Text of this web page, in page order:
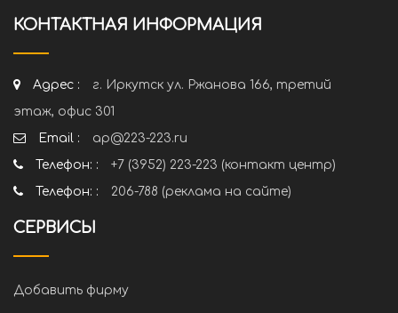
КОНТАКТНАЯ ИНФОРМАЦИЯ
Адрес :
г. Иркутск ул. Ржанова 166, третий
этаж, офис 301
Email :
ap@223-223.ru
Телефон: :
+7 (3952) 223-223 (контакт центр)
Телефон: :
206-788 (реклама на сайте)
СЕРВИСЫ
Добавить фирму